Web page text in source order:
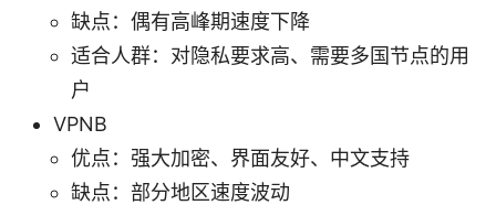
缺点：偶有高峰期速度下降
适合人群：对隐私要求高、需要多国节点的用
户
VPNB
优点：强大加密、界面友好、中文支持
缺点：部分地区速度波动